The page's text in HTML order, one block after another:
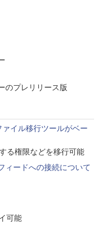
のプレリリース版
イル移行ツールがベー
る権限などを移行可能
ィードへの接続について
可能